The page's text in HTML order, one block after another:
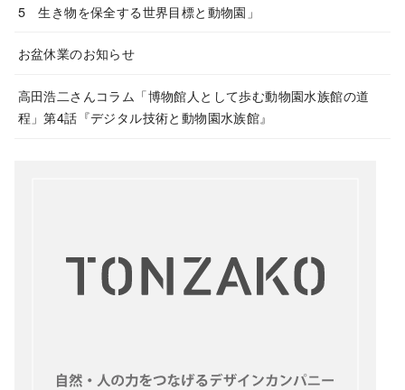
5 生き物を保全する世界目標と動物園」
お盆休業のお知らせ
高田浩二さんコラム「博物館人として歩む動物園水族館の道
程」第4話『デジタル技術と動物園水族館』